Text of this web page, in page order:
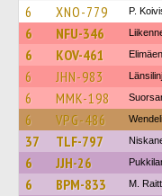
6 XNO-779 P.
6 NFU-346
6 KOV-461
6 JHN-983
6 MMK-198
6 VPG-486
37 TLF-797
6 JJH-26
6 BPM-833 M.